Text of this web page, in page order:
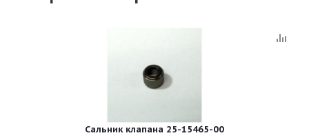
Сальник клапана 25-15465-00